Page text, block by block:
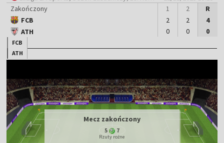
Zakończony
FCB
ATH
1
2
0
2
2
0
R
4
0
FCB
ATH
Mecz zakończony
5 7
Rzuty rożne